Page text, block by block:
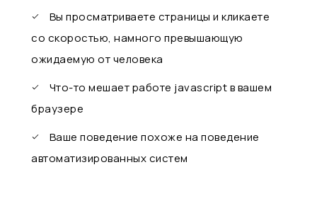
Вы просматриваете страницы и кликаете
со скоростью, намного превышающую
ожидаемую от человека
Что-то мешает работе javascript в вашем
браузере
Ваше поведение похоже на поведение
автоматизированных систем